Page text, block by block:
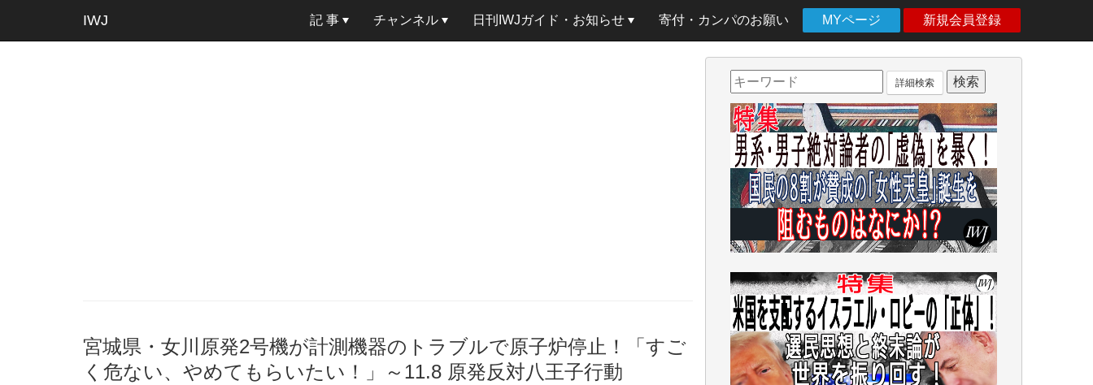
IWJ 記 事 チャンネル 日刊IWJガイド・お知らせ 寄付・カンパのお願い MYページ 新規会員登録
宮城県・女川原発2号機が計測機器のトラブルで原子炉停止！「すご
く危ない、やめてもらいたい！」～11.8 原発反対八王子行動
詳細検索